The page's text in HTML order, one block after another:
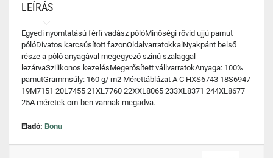
LEÍRÁS
Egyedi nyomtatású férfi vadász pólóMinőségi rövid ujjú pamut
pólóDivatos karcsúsított fazonOldalvarratokkalNyakpánt belső
része a póló anyagával megegyező színű szalaggal
lezárvaSzilikonos kezelésMegerősített vállvarratokAnyaga: 100%
pamutGrammsúly: 160 g/ m2 Mérettáblázat A C HXS6743 18S6947
19M7151 20L7455 21XL7760 22XXL8065 233XL8371 244XL8677
25A méretek cm-ben vannak megadva.
Eladó: Bonu